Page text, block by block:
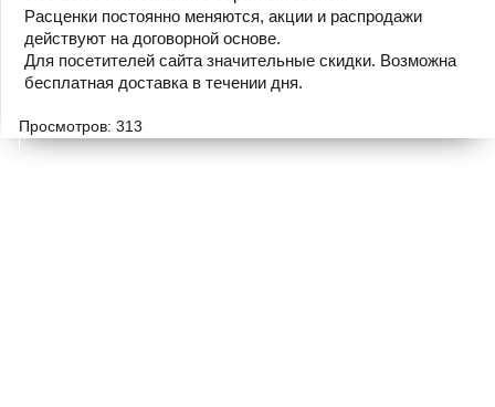
Расценки постоянно меняются, акции и распродажи
действуют на договорной основе.
Для посетителей сайта значительные скидки. Возможна
бесплатная доставка в течении дня.
Просмотров: 313